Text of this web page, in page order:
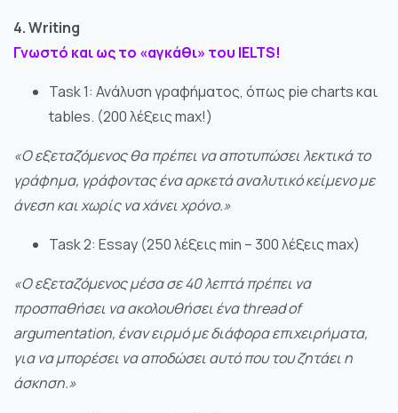
4. Writing
Γνωστό και ως το «αγκάθι» του IELTS!
Task 1: Ανάλυση γραφήματος, όπως pie charts και
tables. (200 λέξεις max!)
«Ο εξεταζόμενος θα πρέπει να αποτυπώσει λεκτικά το
γράφημα, γράφοντας ένα αρκετά αναλυτικό κείμενο με
άνεση και χωρίς να χάνει χρόνο.»
Task 2: Essay (250 λέξεις min – 300 λέξεις max)
«Ο εξεταζόμενος μέσα σε 40 λεπτά πρέπει να
προσπαθήσει να ακολουθήσει ένα thread of
argumentation, έναν ειρμό με διάφορα επιχειρήματα,
για να μπορέσει να αποδώσει αυτό που του ζητάει η
άσκηση.»